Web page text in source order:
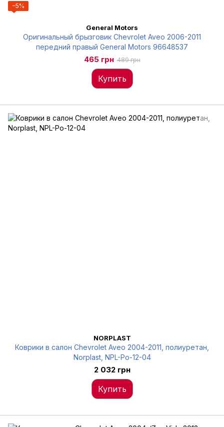
−5%
General Motors
Оригинальный брызговик Chevrolet Aveo 2006-2011
передний правый General Motors 96648537
465 грн 489 грн
Купить
NORPLAST
Коврики в салон Chevrolet Aveo 2004-2011, полиуретан,
Norplast, NPL-Po-12-04
2 032 грн
Купить